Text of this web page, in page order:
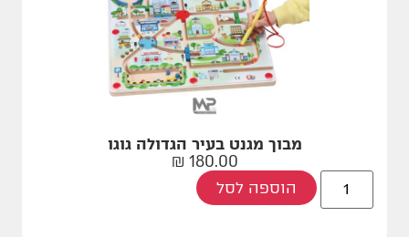
מבוך מגנט בעיר הגדולה גוגו
180.00
₪
הוספה לסל